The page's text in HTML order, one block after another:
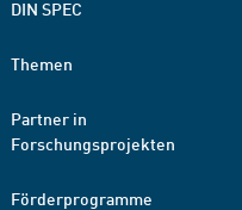
DIN SPEC
Themen
Partner in
Forschungsprojekten
Förderprogramme